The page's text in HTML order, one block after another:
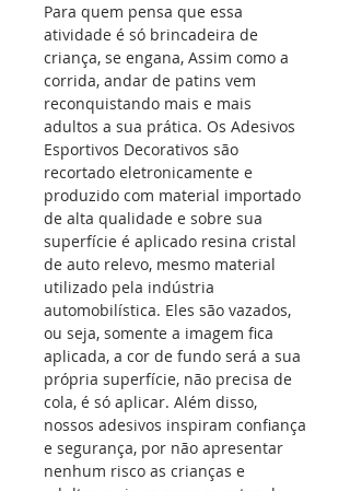
Para quem pensa que essa
atividade é só brincadeira de
criança, se engana, Assim como a
corrida, andar de patins vem
reconquistando mais e mais
adultos a sua prática. Os Adesivos
Esportivos Decorativos são
recortado eletronicamente e
produzido com material importado
de alta qualidade e sobre sua
superfície é aplicado resina cristal
de auto relevo, mesmo material
utilizado pela indústria
automobilística. Eles são vazados,
ou seja, somente a imagem fica
aplicada, a cor de fundo será a sua
própria superfície, não precisa de
cola, é só aplicar. Além disso,
nossos adesivos inspiram confiança
e segurança, por não apresentar
nenhum risco as crianças e